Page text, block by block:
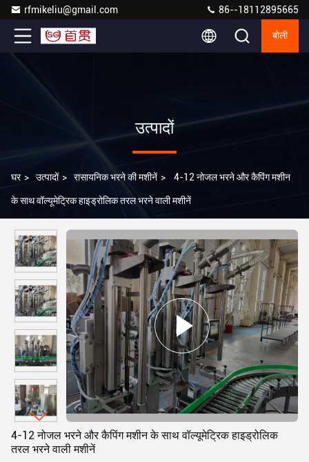
rfmikeliu@gmail.com 86--18112895665
बोली
उत्पादों
घर > उत्पादों > रासायनिक भरने की मशीनें > 4-12 नोजल भरने और कैपिंग मशीन
के साथ वॉल्यूमेट्रिक हाइड्रोलिक तरल भरने वाली मशीनें
4-12 नोजल भरने और कैपिंग मशीन के साथ वॉल्यूमेट्रिक हाइड्रोलिक
तरल भरने वाली मशीनें